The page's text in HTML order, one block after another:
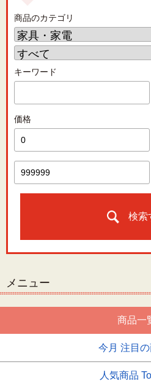
商品のカテゴリ
キーワード
価格
検索
メニュー
商品一
今月 注目
人気商品